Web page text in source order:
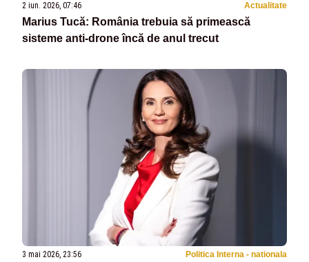
2 iun. 2026, 07:46 Actualitate
Marius Tucă: România trebuia să primească
sisteme anti-drone încă de anul trecut
3 mai 2026, 23:56 Politica Interna - nationala